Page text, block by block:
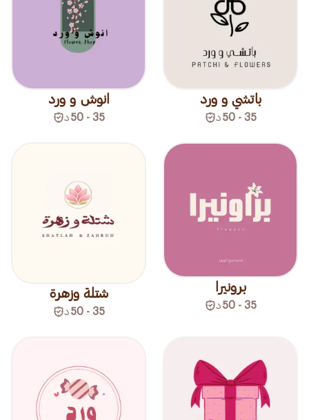
باتشي و ورد
35 - 50 د
انوش و ورد
35 - 50 د
برونيرا
35 - 50 د
شتلة وزهرة
35 - 50 د